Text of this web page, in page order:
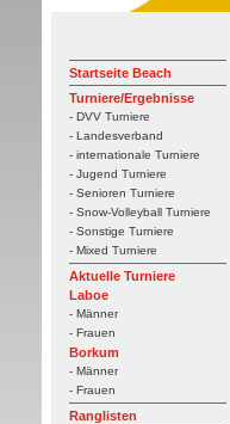
Startseite Beach
Turniere/Ergebnisse
- DVV Turniere
- Landesverband
- internationale Turniere
- Jugend Turniere
- Senioren Turniere
- Snow-Volleyball Turniere
- Sonstige Turniere
- Mixed Turniere
Aktuelle Turniere
Laboe
- Männer
- Frauen
Borkum
- Männer
- Frauen
Ranglisten